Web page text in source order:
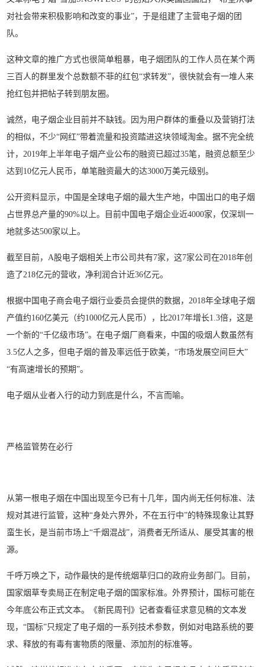
对社会带来积极影响和改变的事业”，于是组建了主营电子烟的团
队。
这种文章的推广方式也很简单粗暴，电子烟团队的工作人员在某个两
三百人的群里发个总数额不菲的红包“求转发”，很快就会有一堆人来
抢红包并把帖子转到朋友圈。
诚然，电子烟企业目前并不缺钱。因为用户群体的重叠以及营销打法
的相似，不少“网红”带着流量和投资踏进这块领域淘金。据不完全统
计，2019年上半年电子烟产业公布的融资已超过35笔，融资总额至少
达到10亿元人民币，单笔融资最大的达3000万美元级别。
公开资料显示，中国是全球电子烟的最大生产地，中国出口的电子烟
占世界总产量的90%以上。目前中国电子烟企业近4000家，仅深圳一
地就多达500家以上。
截至目前，A股电子烟相关上市公司共有7家，这7家公司在2018年创
造了218亿元的营收，净利润合计近36亿元。
根据中国电子商会电子烟行业委员会提供的数据，2018年全球电子烟
产值约160亿美元（约1000亿元人民币），比2017年增长1.3倍，这是
一个新的“千亿级市场”。在电子烟厂商看来，中国的吸烟人数虽然有
3.5亿人之多，但电子烟的普及率远低于欧美，“市场发展空间巨大”
“有高速增长的预期”。
电子烟从业者入行的动力到底是什么，不言而喻。
严格监管势在必行
从第一根电子烟在中国出现至今已有十几年，国内尚无任何标准、法
规对其进行监管，这种“身处六界外，不在五行中”的特殊现象让其野
蛮生长，是当前市场上“千烟混战”，消费者无所适从、屡受其害的根
源。
千呼万唤之下，动作最快的是传统烟草归口的政府业务部门。目前，
国家烟草专卖局正在制定电子烟的国家标准。外界预计，国标可能在
今年底公布正式文本。《新民周刊》记者查看征求意见稿的文本发
现，“国标”只规定了电子烟的一系列技术参数，例如对电路系统的要
求、释放的有毒有害物质的限量、添加剂的标准等。